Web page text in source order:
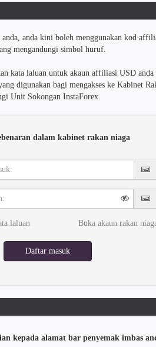
anda kini boleh menggunakan kod
mengandungi simbol huruf.
kata laluan untuk akaun affiliasi USD
digunakan bagi mengakses ke Kabinet
Unit Sokongan InstaForex.
dalam kabinet rakan niaga
laluan
Buka akaun rakan
Daftar masuk
kepada alamat bar penyemak imbas